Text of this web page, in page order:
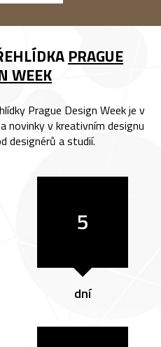
PRAGUE
WEEK
Prague Design Week je v
novinky v kreativním designu
designérů a studií.
5
dní